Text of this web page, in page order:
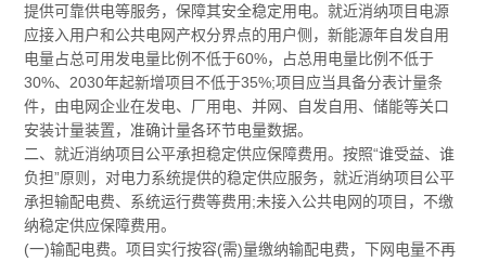
提供可靠供电等服务，保障其安全稳定用电。就近消纳项目电源
应接入用户和公共电网产权分界点的用户侧，新能源年自发自用
电量占总可用发电量比例不低于60%，占总用电量比例不低于
30%、2030年起新增项目不低于35%;项目应当具备分表计量条
件，由电网企业在发电、厂用电、并网、自发自用、储能等关口
安装计量装置，准确计量各环节电量数据。
二、就近消纳项目公平承担稳定供应保障费用。按照“谁受益、谁
负担”原则，对电力系统提供的稳定供应服务，就近消纳项目公平
承担输配电费、系统运行费等费用;未接入公共电网的项目，不缴
纳稳定供应保障费用。
(一)输配电费。项目实行按容(需)量缴纳输配电费，下网电量不再